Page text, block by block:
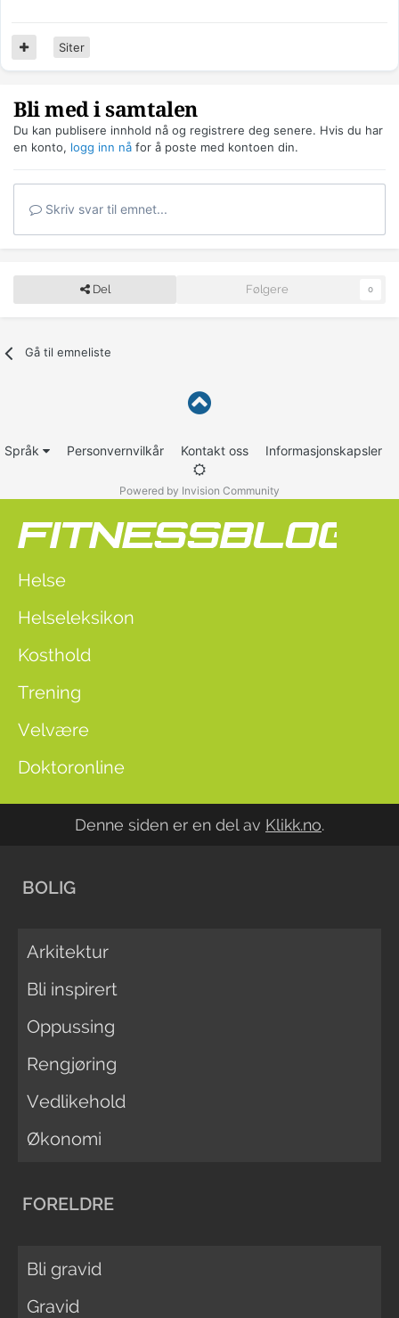
Siter
Bli med i samtalen
Du kan publisere innhold nå og registrere deg senere. Hvis du har
en konto, logg inn nå for å poste med kontoen din.
Skriv svar til emnet...
Del Følgere 0
Gå til emneliste
Språk Personvernvilkår Kontakt oss Informasjonskapsler
Powered by Invision Community
Helse
Helseleksikon
Kosthold
Trening
Velvære
Doktoronline
Denne siden er en del av Klikk.no.
BOLIG
Arkitektur
Bli inspirert
Oppussing
Rengjøring
Vedlikehold
Økonomi
FORELDRE
Bli gravid
Gravid